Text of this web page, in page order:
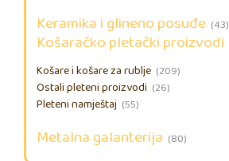
Keramika i glineno posuđe (43)
Košaračko pletački proizvodi
Košare i košare za rublje (209)
Ostali pleteni proizvodi (26)
Pleteni namještaj (55)
Metalna galanterija (80)